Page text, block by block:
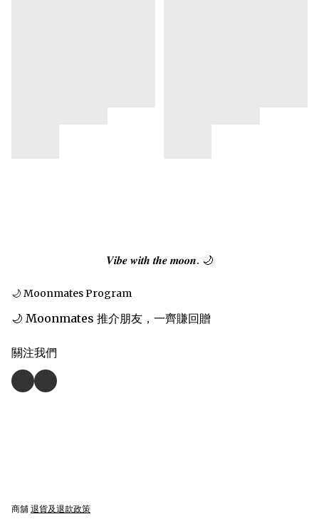
𝑽𝒊𝒃𝒆 𝒘𝒊𝒕𝒉 𝒕𝒉𝒆 𝒎𝒐𝒐𝒏. 🌙
🌙 Moonmates Program
🌙 Moonmates 推介朋友，一齊賺回贈
關注我們
商舖 退貨及退款政策